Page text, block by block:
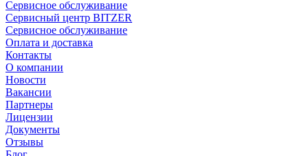
Сервисное обслуживание
Сервисный центр BITZER
Сервисное обслуживание
Оплата и доставка
Контакты
О компании
Новости
Вакансии
Партнеры
Лицензии
Документы
Отзывы